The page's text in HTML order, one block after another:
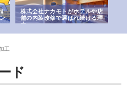
会社スプリングエフが選ば
理由とOEMアパレル製造の
桑木給食株
ばれる手作
工
ド